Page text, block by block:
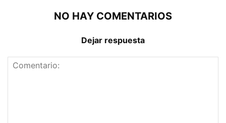
NO HAY COMENTARIOS
Dejar respuesta